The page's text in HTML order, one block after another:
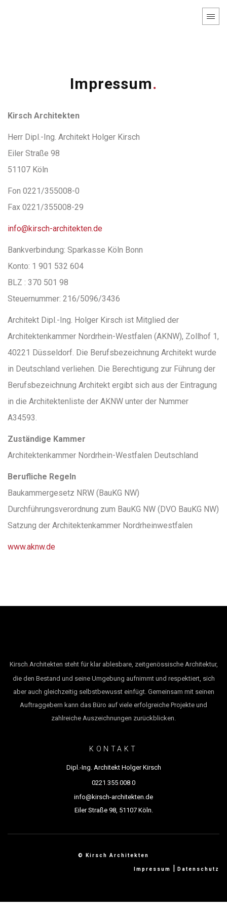
Impressum
Kirsch Architekten
Herr Dipl.-Ing. Architekt Holger Kirsch
Eiler Straße 98
51107 Köln
Fon 0221/355008-0
Fax 0221/355008-29
info@kirsch-architekten.de
Bankverbindung: Sparkasse Köln Bonn
Konto: 1 901 532 604
BLZ : 370 501 98
Steuernummer: 216/5096/3436
Architekt Dipl.-Ing. Holger Kirsch ist Mitglied der
Architektenkammer Nordrhein-Westfalen (AKNW), Zollhof 1,
40221 Düsseldorf. Die Berufsbezeichnung Architekt wurde
in Deutschland verliehen. Die Berechtigung zur Führung der
Berufsbezeichnung Architekt ergibt sich aus der Eintragung
in die Architektenliste der AKNW unter der Nummer
A34593.
Zuständige Kammer
Architektenkammer Nordrhein-Westfalen Deutschland
Berufliche Regeln
Baukammergesetz NRW (BauKG NW)
Durchführungsverordnung zum BauKG NW (DVO BauKG NW)
Satzung der Architektenkammer Nordrheinwestfalen
www.aknw.de
Kirsch.Architekten steht für klar ablesbare, zeitgenössische Architektur,
die den Bestand und seine Umgebung aufnimmt und respektiert, sich
aber auch gleichzeitig selbstbewusst einfügt. Gemeinsam mit seinen
Auftraggebern kann das Büro auf viele erfolgreiche Projekte und
zahlreiche Auszeichnungen zurückblicken.
KONTAKT
Dipl.-Ing. Architekt Holger Kirsch
0221 .355.008.0
info@kirsch-architekten.de
Eiler Straße 98, 51107 Köln.
© Kirsch Architekten
Impressum | Datenschutz